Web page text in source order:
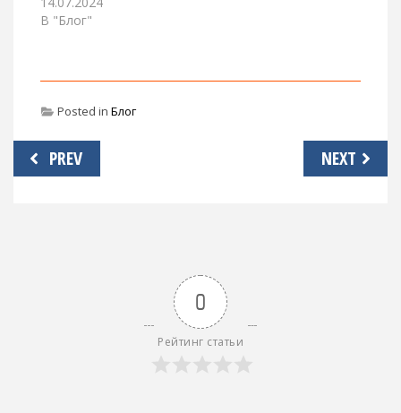
В "Блог"
Posted in Блог
Навигация
по
PREV NEXT
0
Рейтинг статьи